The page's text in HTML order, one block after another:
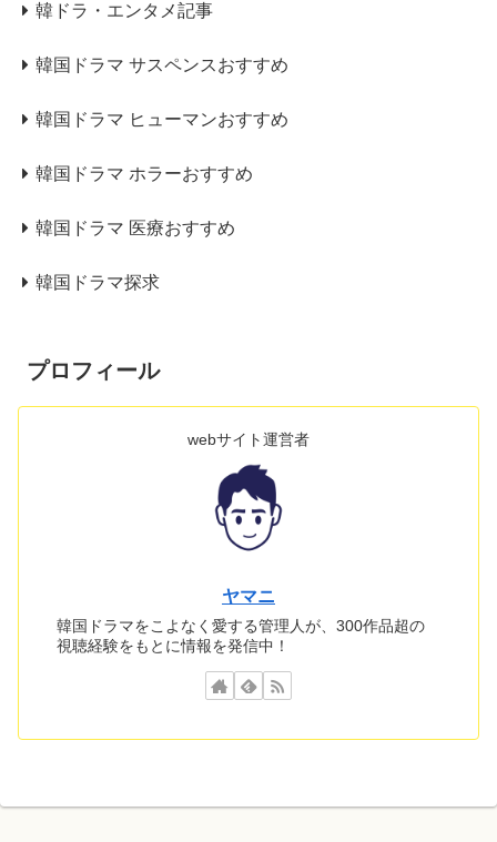
韓ドラ・エンタメ記事
韓国ドラマ サスペンスおすすめ
韓国ドラマ ヒューマンおすすめ
韓国ドラマ ホラーおすすめ
韓国ドラマ 医療おすすめ
韓国ドラマ探求
プロフィール
webサイト運営者
ヤマニ
韓国ドラマをこよなく愛する管理人が、300作品超の
視聴経験をもとに情報を発信中！